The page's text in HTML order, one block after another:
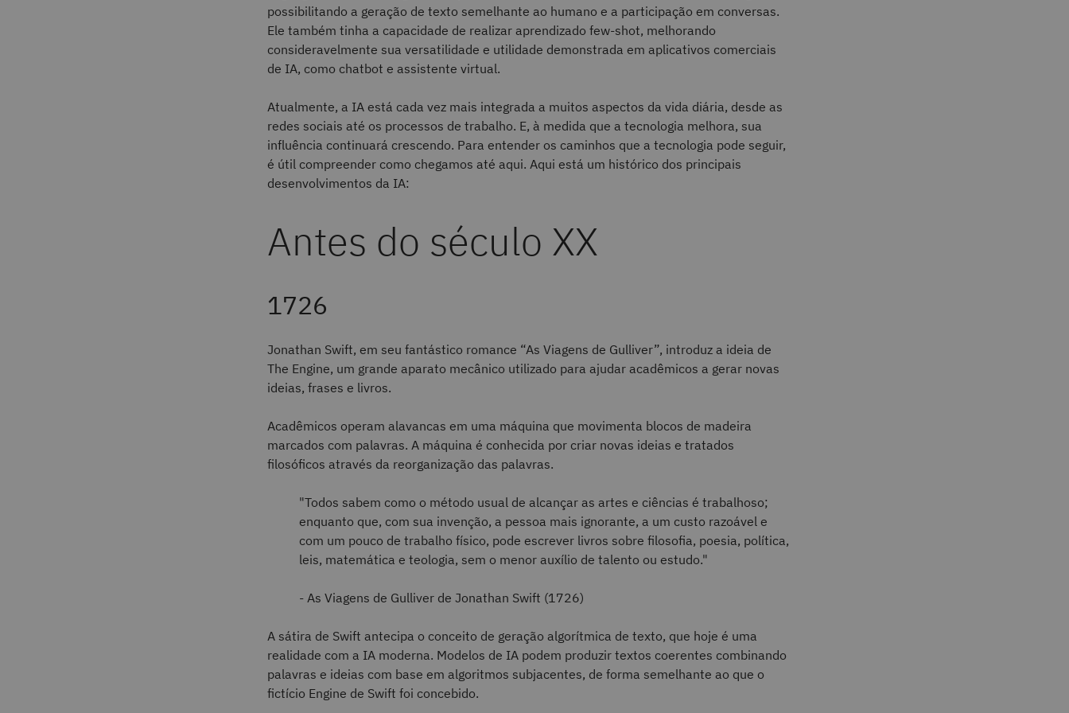
possibilitando a geração de texto semelhante ao humano e a participação em conversas.
Ele também tinha a capacidade de realizar aprendizado few-shot, melhorando
consideravelmente sua versatilidade e utilidade demonstrada em aplicativos comerciais
de IA, como chatbot e assistente virtual.
Atualmente, a IA está cada vez mais integrada a muitos aspectos da vida diária, desde as
redes sociais até os processos de trabalho. E, à medida que a tecnologia melhora, sua
influência continuará crescendo. Para entender os caminhos que a tecnologia pode seguir,
é útil compreender como chegamos até aqui. Aqui está um histórico dos principais
desenvolvimentos da IA:
Antes do século XX
1726
Jonathan Swift, em seu fantástico romance “As Viagens de Gulliver”, introduz a ideia de
The Engine, um grande aparato mecânico utilizado para ajudar acadêmicos a gerar novas
ideias, frases e livros.
Acadêmicos operam alavancas em uma máquina que movimenta blocos de madeira
marcados com palavras. A máquina é conhecida por criar novas ideias e tratados
filosóficos através da reorganização das palavras.
"Todos sabem como o método usual de alcançar as artes e ciências é trabalhoso;
enquanto que, com sua invenção, a pessoa mais ignorante, a um custo razoável e
com um pouco de trabalho físico, pode escrever livros sobre filosofia, poesia, política,
leis, matemática e teologia, sem o menor auxílio de talento ou estudo."
- As Viagens de Gulliver de Jonathan Swift (1726)
A sátira de Swift antecipa o conceito de geração algorítmica de texto, que hoje é uma
realidade com a IA moderna. Modelos de IA podem produzir textos coerentes combinando
palavras e ideias com base em algoritmos subjacentes, de forma semelhante ao que o
fictício Engine de Swift foi concebido.